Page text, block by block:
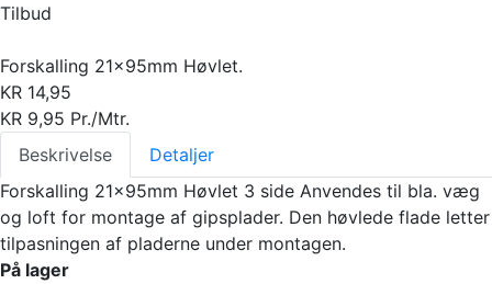
Tilbud
Forskalling 21x95mm Høvlet.
KR 14,95
KR 9,95 Pr./Mtr.
Beskrivelse
Detaljer
Forskalling 21x95mm Høvlet 3 side Anvendes til bla. væg
og loft for montage af gipsplader. Den høvlede flade letter
tilpasningen af pladerne under montagen.
På lager